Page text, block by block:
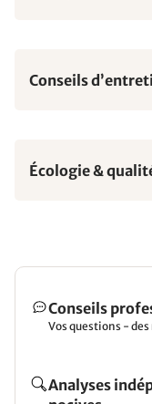
Conseils
Écologie &
Conseils
Vos questions -
Analyses